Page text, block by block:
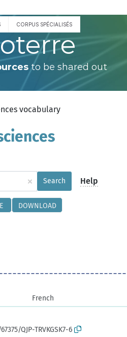
CORPUS SPÉCIALISÉS
to be shared out
vocabulary
× Search Help
DOWNLOAD
French
QJP-TRVKGSK7-6